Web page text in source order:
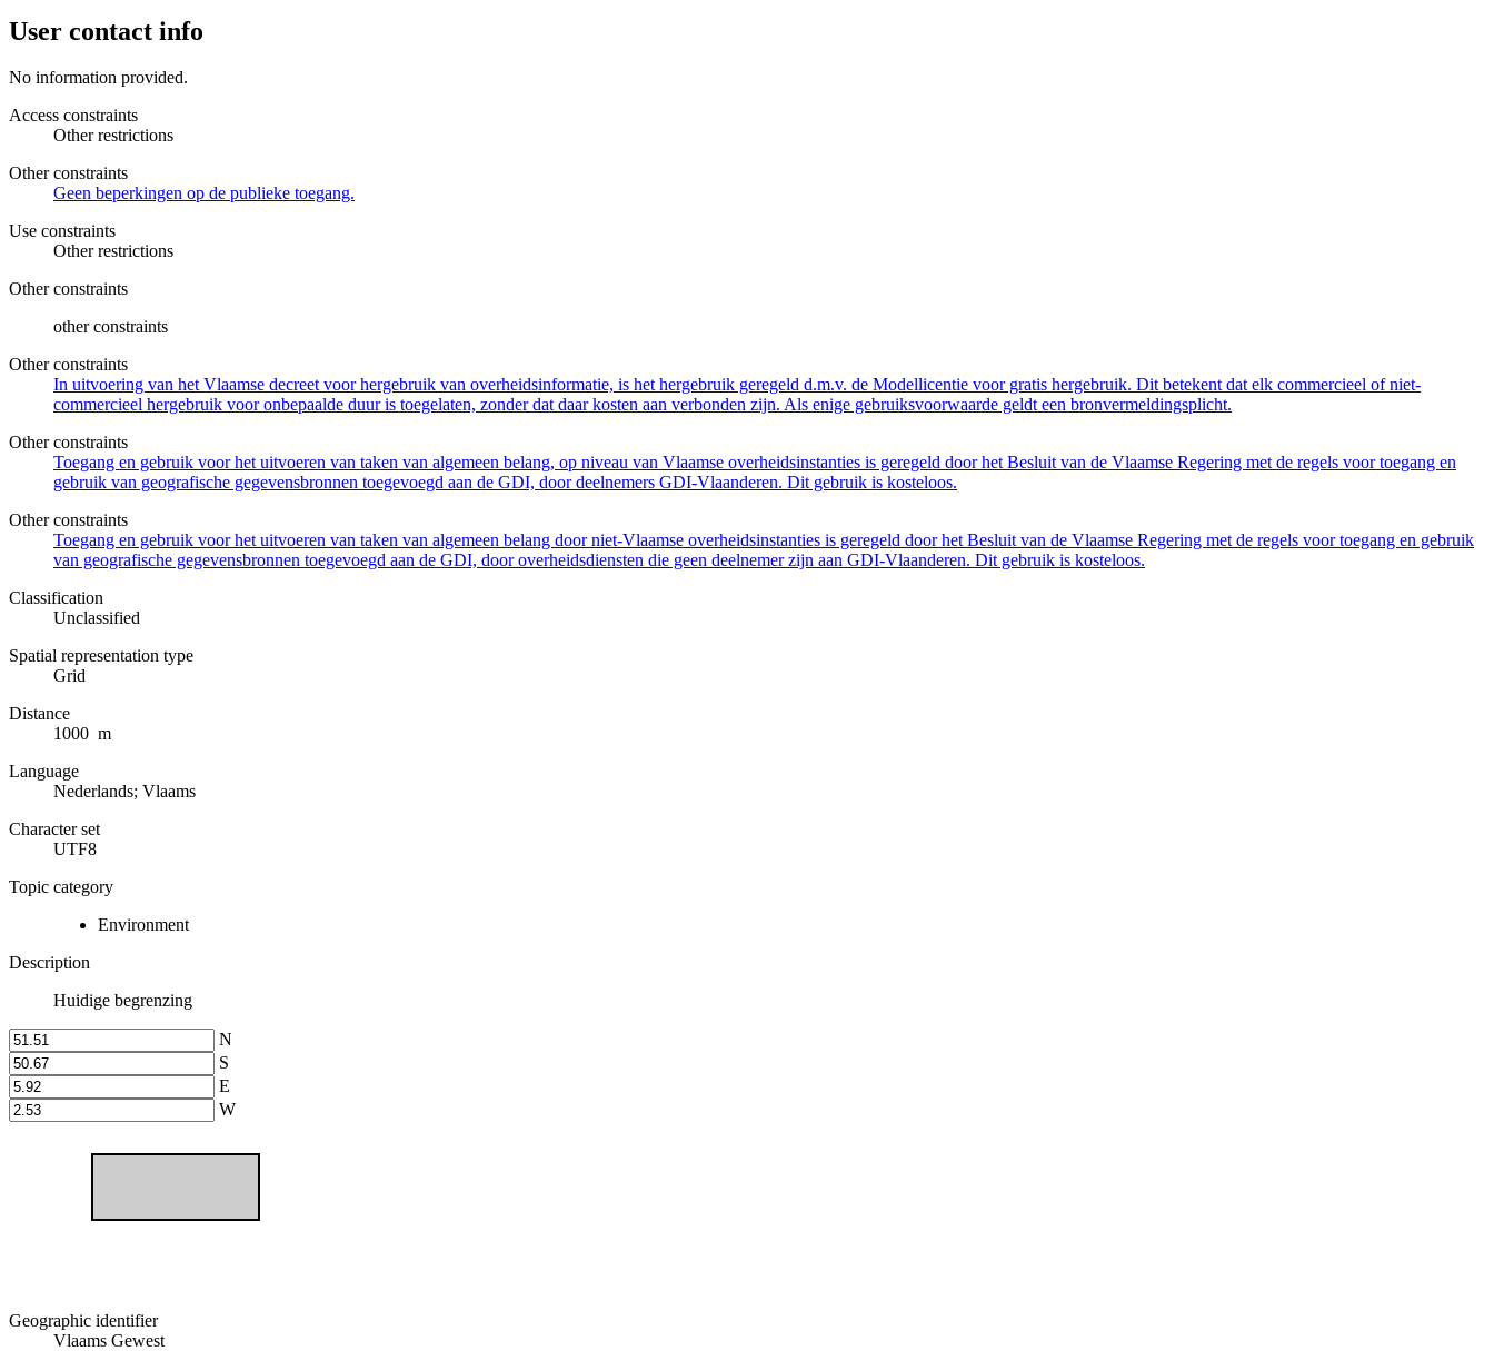
User contact info
No information provided.
Access constraints
Other restrictions
Other constraints
Geen beperkingen op de publieke toegang.
Use constraints
Other restrictions
Other constraints
other constraints
Other constraints
In uitvoering van het Vlaamse decreet voor hergebruik van overheidsinformatie, is het hergebruik geregeld d.m.v. de Modellicentie voor gratis hergebruik. Dit betekent dat elk commercieel of niet-
commercieel hergebruik voor onbepaalde duur is toegelaten, zonder dat daar kosten aan verbonden zijn. Als enige gebruiksvoorwaarde geldt een bronvermeldingsplicht.
Other constraints
Toegang en gebruik voor het uitvoeren van taken van algemeen belang, op niveau van Vlaamse overheidsinstanties is geregeld door het Besluit van de Vlaamse Regering met de regels voor toegang en
gebruik van geografische gegevensbronnen toegevoegd aan de GDI, door deelnemers GDI-Vlaanderen. Dit gebruik is kosteloos.
Other constraints
Toegang en gebruik voor het uitvoeren van taken van algemeen belang door niet-Vlaamse overheidsinstanties is geregeld door het Besluit van de Vlaamse Regering met de regels voor toegang en gebruik
van geografische gegevensbronnen toegevoegd aan de GDI, door overheidsdiensten die geen deelnemer zijn aan GDI-Vlaanderen. Dit gebruik is kosteloos.
Classification
Unclassified
Spatial representation type
Grid
Distance
1000 m
Language
Nederlands; Vlaams
Character set
UTF8
Topic category
Environment
Description
Huidige begrenzing
N
S
E
W
Geographic identifier
Vlaams Gewest